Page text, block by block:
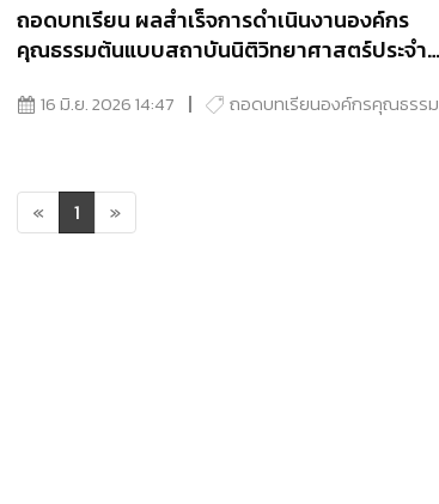
ถอดบทเรียน ผลสำเร็จการดำเนินงานองค์กร
คุณธรรมต้นแบบสถาบันนิติวิทยาศาสตร์ประจำ
16 มิ.ย. 2026 14:47 ถอดบทเรียนองค์กรคุณธรรม
« 1 »